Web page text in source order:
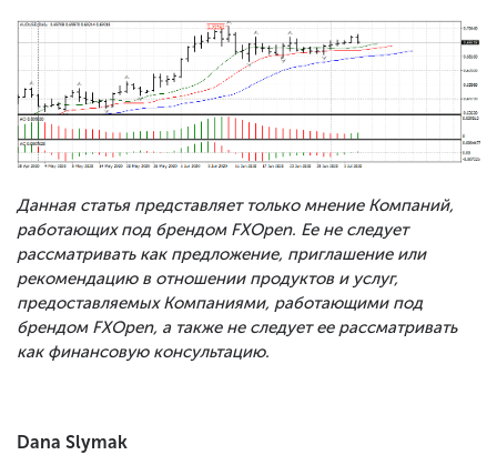
Данная статья представляет только мнение Компаний,
работающих под брендом FXOpen. Ее не следует
рассматривать как предложение, приглашение или
рекомендацию в отношении продуктов и услуг,
предоставляемых Компаниями, работающими под
брендом FXOpen, а также не следует ее рассматривать
как финансовую консультацию.
Dana Slymak